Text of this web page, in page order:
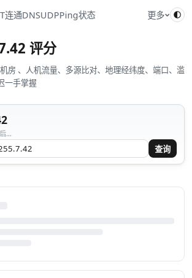
连通DNSUDPPing状态 更多
评分
房 、人机流量、多源比对、地理经纬度、端口、滥
一手掌握
...
查询